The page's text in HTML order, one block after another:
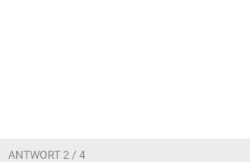
ANTWORT 2 / 4